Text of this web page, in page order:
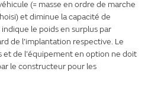
(= masse en ordre de marche
et diminue la capacité de
le poids en surplus par
de l’implantation respective. Le
et de l’équipement en option ne doit
le constructeur pour les